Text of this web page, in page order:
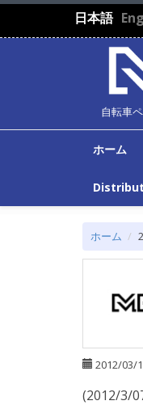
メインコンテンツに移動
日本語
自転車
ホーム
ホーム
2012/03/
(2012/3/